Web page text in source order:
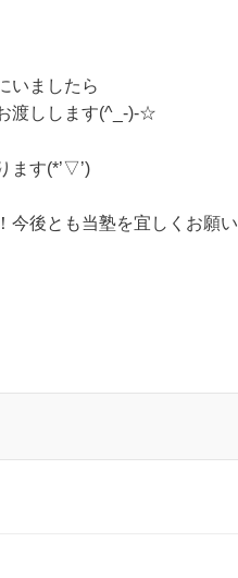
いましたら
渡しします(^_-)-☆
ます(*’▽’)
今後とも当塾を宜しくお願い